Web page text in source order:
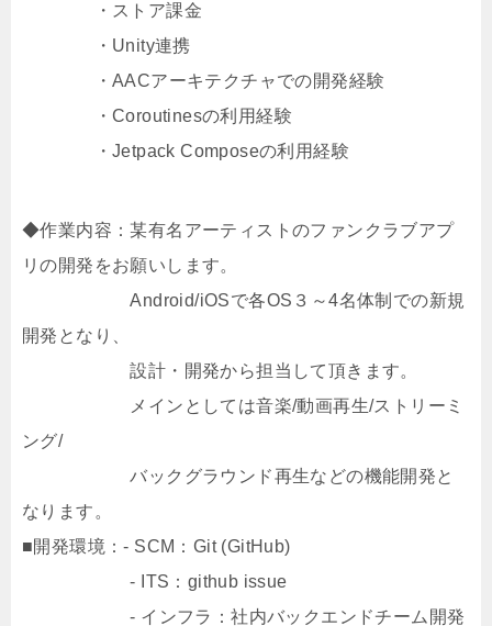
・ストア課金
・Unity連携
・AACアーキテクチャでの開発経験
・Coroutinesの利用経験
・Jetpack Composeの利用経験
◆作業内容：某有名アーティストのファンクラブアプ
リの開発をお願いします。
Android/iOSで各OS３～4名体制での新規
開発となり、
設計・開発から担当して頂きます。
メインとしては音楽/動画再生/ストリーミ
ング/
バックグラウンド再生などの機能開発と
なります。
■開発環境：- SCM：Git (GitHub)
- ITS：github issue
- インフラ：社内バックエンドチーム開発